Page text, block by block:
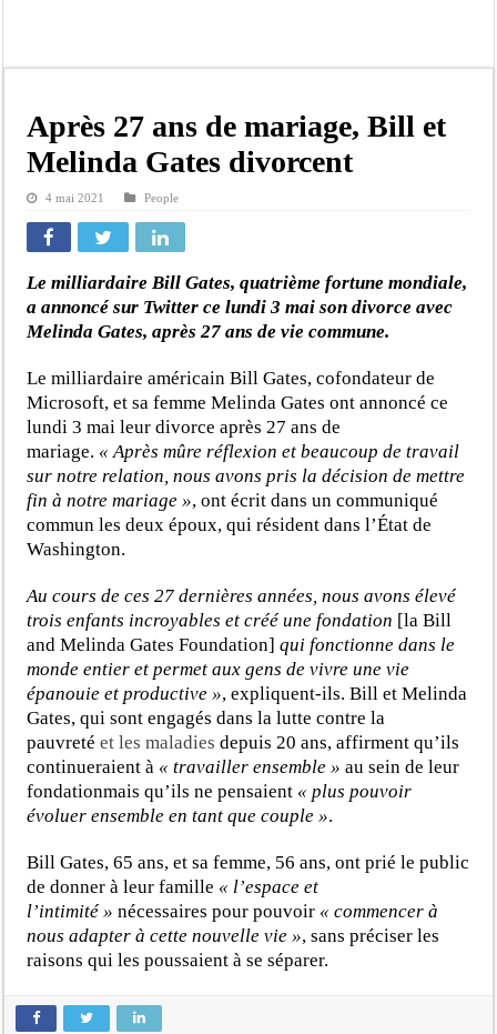
Le Sénégal bénéficie de trois nouveaux financements de la Banque mondiale
Linguère : Un élève de 14 ans meurt noyé dans un bassin de rétention
Assemblée nationale : Sonko valide onze dossiers chauds
Passation de service au 3FPT : Soulèye Kane officiellement installé, il décline
Après 27 ans de mariage, Bill et
Melinda Gates divorcent
4 mai 2021 People
Le milliardaire Bill Gates, quatrième fortune mondiale,
a annoncé sur Twitter ce lundi 3 mai son divorce avec
Melinda Gates, après 27 ans de vie commune.
Le milliardaire américain Bill Gates, cofondateur de
Microsoft, et sa femme Melinda Gates ont annoncé ce
lundi 3 mai leur divorce après 27 ans de
mariage. « Après mûre réflexion et beaucoup de travail
sur notre relation, nous avons pris la décision de mettre
fin à notre mariage », ont écrit dans un communiqué
commun les deux époux, qui résident dans l’État de
Washington.
Au cours de ces 27 dernières années, nous avons élevé
trois enfants incroyables et créé une fondation [la Bill
and Melinda Gates Foundation]qui fonctionne dans le
monde entier et permet aux gens de vivre une vie
épanouie et productive », expliquent-ils. Bill et Melinda
Gates, qui sont engagés dans la lutte contre la
pauvretéet les maladies depuis 20 ans, affirment qu’ils
continueraient à « travailler ensemble »au sein de leur
fondationmais qu’ils ne pensaient « plus pouvoir
évoluer ensemble en tant que couple ».
Bill Gates, 65 ans, et sa femme, 56 ans, ont prié le public
de donner à leur famille « l’espace et
l’intimité »nécessaires pour pouvoir « commencer à
nous adapter à cette nouvelle vie », sans préciser les
raisons qui les poussaient à se séparer.